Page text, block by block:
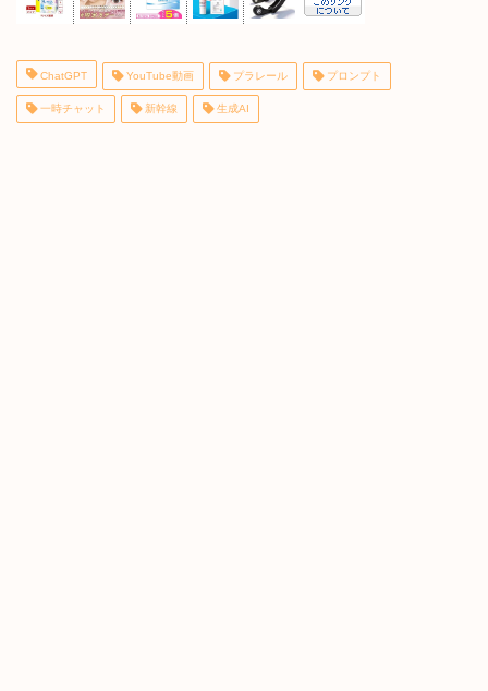
ChatGPT YouTube動画 プラレール プロンプト
一時チャット 新幹線 生成AI